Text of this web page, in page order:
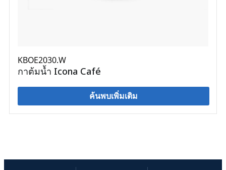
KBOE2030.W
กาต้มน้ำ Icona Café
ค้นพบเพิ่มเติม